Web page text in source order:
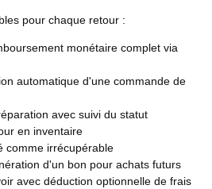
pour chaque retour :
monétaire complet via
automatique d'une commande de
avec suivi du statut
en inventaire
comme irrécupérable
d'un bon pour achats futurs
avec déduction optionnelle de frais